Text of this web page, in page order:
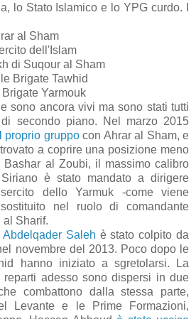
lo Stato Islamico e lo YPG curdo. I
al Sham
dell'Islam
di Suqour al Sham
Brigate Tawhid
Yarmouk
sono ancora vivi ma sono stati tutti
secondo piano. Nel marzo 2015
proprio gruppocon Ahrar al Sham, e
a coprire una posizione meno
Bashar al Zoubi, il massimo calibro
è stato mandato a dirigere
dello Yarmuk -come viene
nel ruolo di comandante
al Sharif.
Abdelqader Saleh è stato colpito da
novembre del 2013. Poco dopo le
hanno iniziato a sgretolarsi. La
adesso sono dispersi in due
combattono dalla stessa parte,
Levante e le Prime Formazioni,